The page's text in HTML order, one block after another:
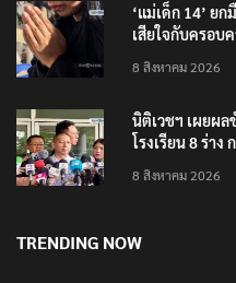
‘แม่เด็ก 14’ ย
เสียใจกับครอบ
8 สิงหาคม 2026
นิติเวชฯ เผยผ
โรงเรียน 8 ร่า
8 สิงหาคม 2026
TRENDING NOW